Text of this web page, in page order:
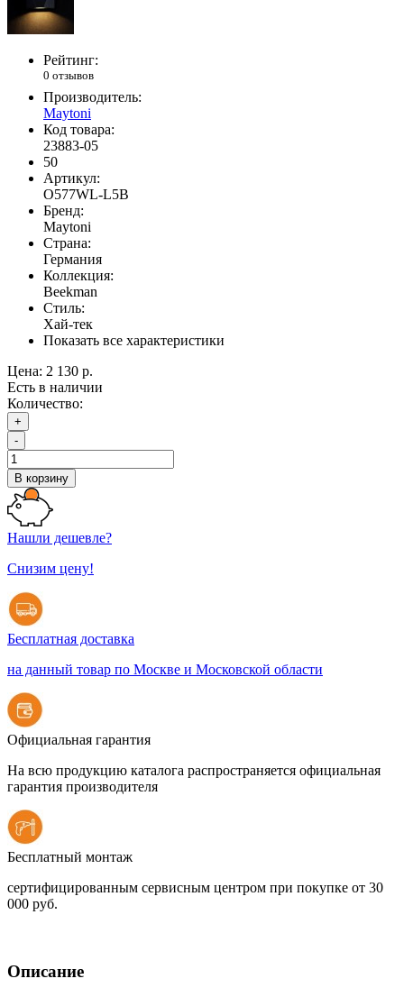
Рейтинг:
0 отзывов
Производитель:
Maytoni
Код товара:
23883-05
50
Артикул:
O577WL-L5B
Бренд:
Maytoni
Страна:
Германия
Коллекция:
Beekman
Стиль:
Хай-тек
Показать все характеристики
Цена: 2 130 р.
Есть в наличии
Количество:
+
-
В корзину
Нашли дешевле?
Снизим цену!
Бесплатная доставка
на данный товар по Москве и Московской области
Официальная гарантия
На всю продукцию каталога распространяется официальная
гарантия производителя
Бесплатный монтаж
сертифицированным сервисным центром при покупке от 30
000 руб.
Описание